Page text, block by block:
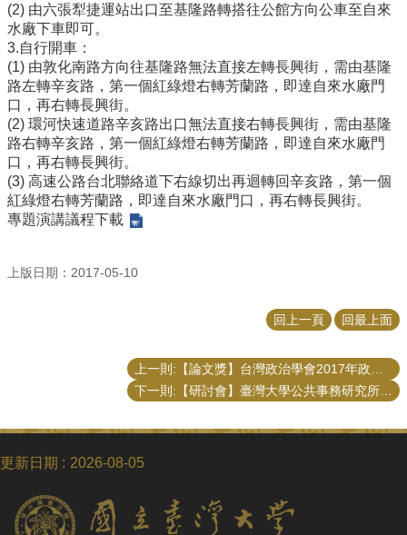
(2) 由六張犁捷運站出口至基隆路轉搭往公館方向公車至自來
水廠下車即可。
3.自行開車：
(1) 由敦化南路方向往基隆路無法直接左轉長興街，需由基隆
路左轉辛亥路，第一個紅綠燈右轉芳蘭路，即達自來水廠門
口，再右轉長興街。
(2) 環河快速道路辛亥路出口無法直接右轉長興街，需由基隆
路右轉辛亥路，第一個紅綠燈右轉芳蘭路，即達自來水廠門
口，再右轉長興街。
(3) 高速公路台北聯絡道下右線切出再迴轉回辛亥路，第一個
紅綠燈右轉芳蘭路，即達自來水廠門口，再右轉長興街。
專題演講議程下載
上版日期：2017-05-10
回上一頁 回最上面
上一則:【論文獎】台灣政治學會2017年政治學博碩士論文獎（9/29截止）
下一則:【研討會】臺灣大學公共事務研究所 2017公共事務論文發表會
更新日期 2026-08-05